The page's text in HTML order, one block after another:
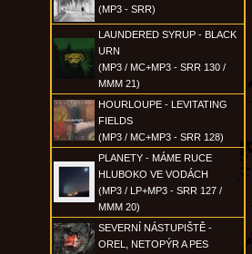
(MP3 - SRR)
LAUNDERED SYRUP - BLACK
URN
(MP3 / MC+MP3 - SRR 130 /
MMM 21)
HOURLOUPE - LEVITATING
FIELDS
(MP3 / MC+MP3 - SRR 128)
PLANETY - MÁME RUCE
HLUBOKO VE VODÁCH
(MP3 / LP+MP3 - SRR 127 /
MMM 20)
SEVERNÍ NÁSTUPIŠTĚ -
OREL, NETOPÝR A PES